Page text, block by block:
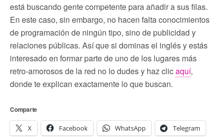
está buscando gente competente para añadir a sus filas.
En este caso, sin embargo, no hacen falta conocimientos
de programación de ningún tipo, sino de publicidad y
relaciones públicas. Así que si dominas el inglés y estás
interesado en formar parte de uno de los lugares más
retro-amorosos de la red no lo dudes y haz clicaquí,
donde te explican exactamente lo que buscan.
Comparte
X Facebook WhatsApp Telegram